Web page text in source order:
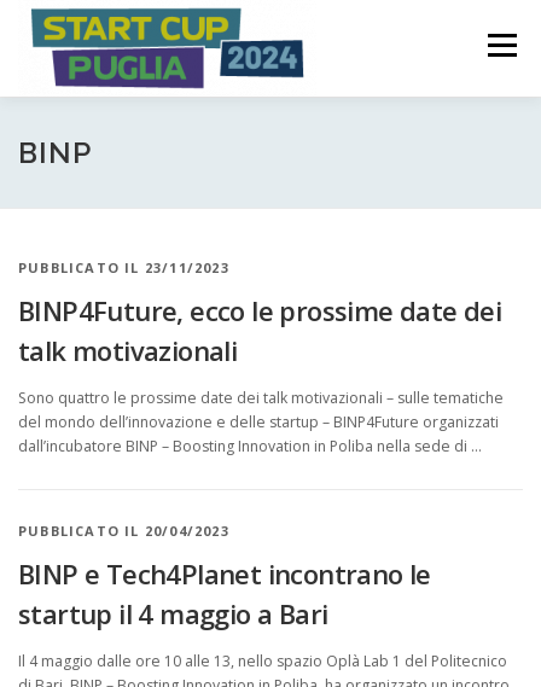
Passa
contenuto
a
t
u
Menù
COME FUNZIONA
NEWS ED EVENTI
BINP
PUBBLICATO IL 23/11/2023
BINP4Future, ecco le prossime date dei
talk motivazionali
Sono quattro le prossime date dei talk motivazionali – sulle tematiche
del mondo dell’innovazione e delle startup – BINP4Future organizzati
dall’incubatore BINP – Boosting Innovation in Poliba nella sede di …
PUBBLICATO IL 20/04/2023
BINP e Tech4Planet incontrano le
startup il 4 maggio a Bari
Il 4 maggio dalle ore 10 alle 13, nello spazio Oplà Lab 1 del Politecnico